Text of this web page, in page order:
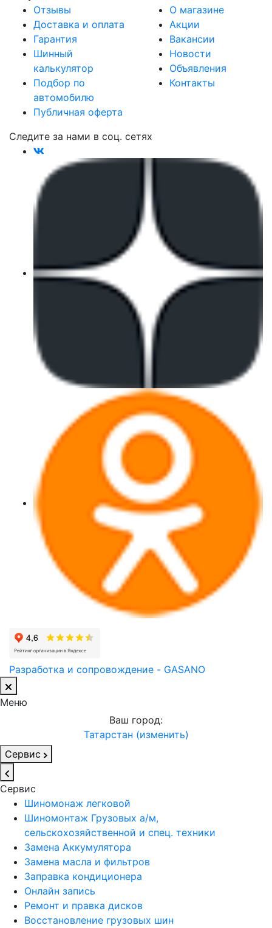
Отзывы
Доставка и оплата
Гарантия
Шинный
калькулятор
Подбор по
автомобилю
Публичная оферта
О магазине
Акции
Вакансии
Новости
Объявления
Контакты
Следите за нами в соц. сетях
Разработка и сопровождение - GASANO
Меню
Ваш город:
Татарстан (изменить)
Сервис
Сервис
Шиномонаж легковой
Шиномонтаж Грузовых а/м,
сельскохозяйственной и спец. техники
Замена Аккумулятора
Замена масла и фильтров
Заправка кондиционера
Онлайн запись
Ремонт и правка дисков
Восстановление грузовых шин